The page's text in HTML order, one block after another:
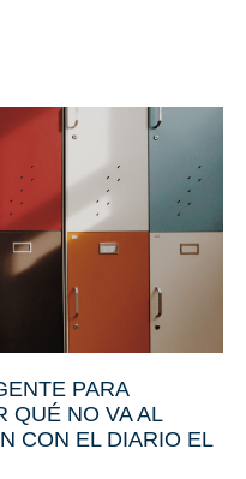
PARA
QUÉ NO VA AL
CON EL DIARIO EL